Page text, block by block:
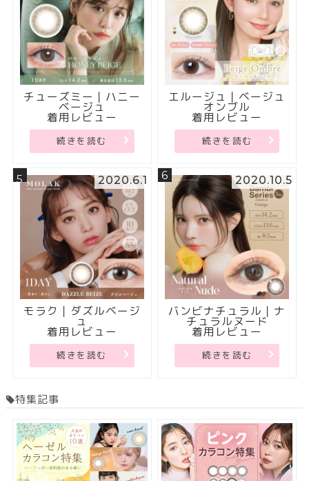
チューズミー｜ハニー
ベージュ
着用レビュー
続きを読む
エルージュ｜ベージュ
オンブル
着用レビュー
続きを読む
5 2020.6.1
モラク｜ダズルベージ
ュ
着用レビュー
続きを読む
6 2020.10.5
バンビナチュラル｜ナ
チュラルヌード
着用レビュー
続きを読む
特集記事